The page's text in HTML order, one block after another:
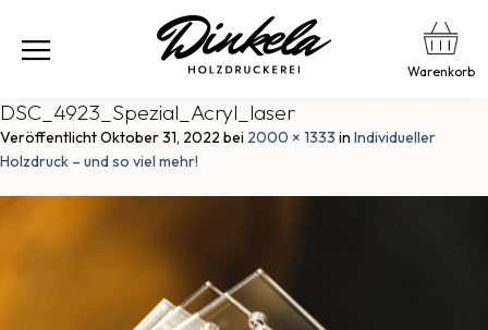
Warenkorb
DSC_4923_Spezial_Acryl_laser
VeröffentlichtOktober 31, 2022 bei 2000 × 1333 in Individueller
Holzdruck – und so viel mehr!